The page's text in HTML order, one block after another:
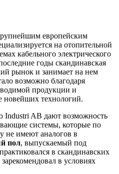
европейским
на отопительной
кабельного электрического
годы скандинавская
рынок и занимает на нем
возможно благодаря
продукции и
новейших технологий.
Industri AB дают возможность
системы, которые по
не имеют аналогов в
пол, выпускаемый под
в скандинавских
в условиях